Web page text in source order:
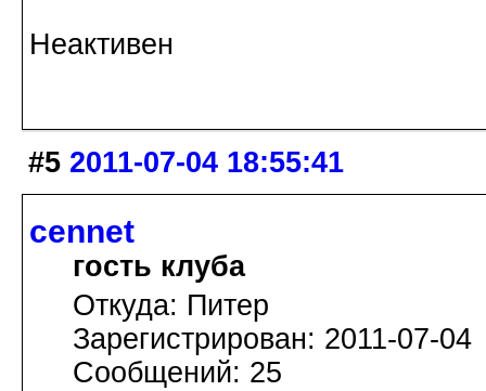
Неактивен
#5 2011-07-04 18:55:41
cennet
гость клуба
Откуда: Питер
Зарегистрирован: 2011-07-04
Сообщений: 25